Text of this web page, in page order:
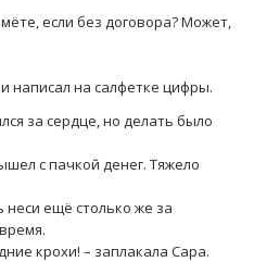
если без договора? Может,
написал на салфетке цифры.
за сердце, но делать было
с пачкой денег. Тяжело
ещё столько же за
крохи! – заплакала Сара.